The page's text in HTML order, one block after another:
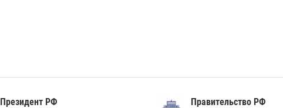
Президент РФ Правительство РФ